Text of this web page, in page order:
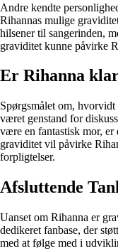
Andre kendte
Rihannas mulige
hilsener til sangerinden,
graviditet kunne påvirke
Er Rihanna
Spørgsmålet om,
været genstand for
være en fantastisk mor, er
graviditet vil påvirke
forpligtelser.
Afsluttende
Uanset om Rihanna er
dedikeret fanbase, der
med at følge med i